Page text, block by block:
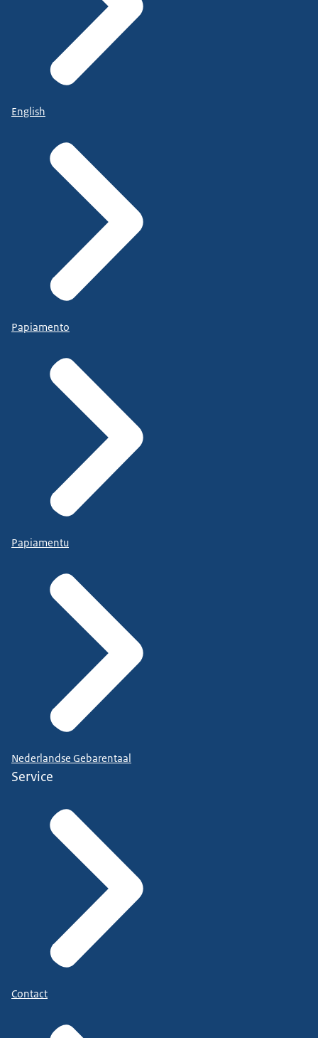
English
Papiamento
Papiamentu
Nederlandse Gebarentaal
Service
Contact